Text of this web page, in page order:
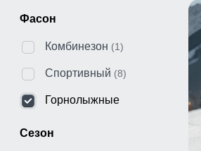
Фасон
Комбинезон (1)
Спортивный (8)
Горнолыжные
Сезон